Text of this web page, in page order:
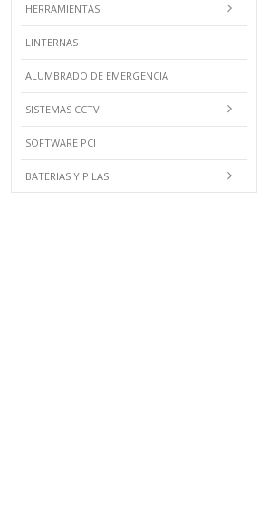
HERRAMIENTAS
LINTERNAS
ALUMBRADO DE EMERGENCIA
SISTEMAS CCTV
SOFTWARE PCI
BATERIAS Y PILAS